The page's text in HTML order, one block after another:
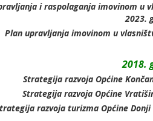
i raspolaganja imovinom u
2023.
Plan upravljanja imovinom u
2018.
Strategija razvoja Općine
Strategija razvoja Općine
razvoja turizma Općine